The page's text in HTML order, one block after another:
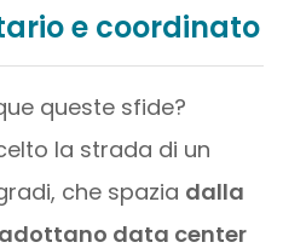
e coordinato
queste sfide?
la strada di un
che spazia dalla
data center